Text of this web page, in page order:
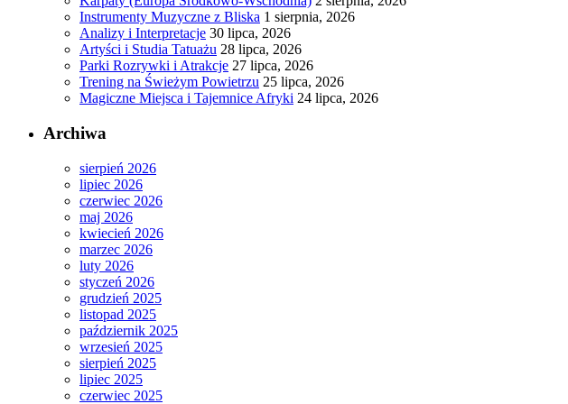
Instrumenty Muzyczne z Bliska 1 sierpnia, 2026
Analizy i Interpretacje 30 lipca, 2026
Artyści i Studia Tatuażu 28 lipca, 2026
Parki Rozrywki i Atrakcje 27 lipca, 2026
Trening na Świeżym Powietrzu 25 lipca, 2026
Magiczne Miejsca i Tajemnice Afryki 24 lipca, 2026
Archiwa
sierpień 2026
lipiec 2026
czerwiec 2026
maj 2026
kwiecień 2026
marzec 2026
luty 2026
styczeń 2026
grudzień 2025
listopad 2025
październik 2025
wrzesień 2025
sierpień 2025
lipiec 2025
czerwiec 2025